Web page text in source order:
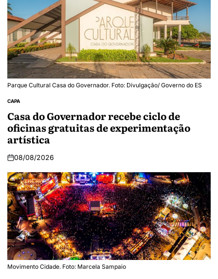
Parque Cultural Casa do Governador. Foto: Divulgação/ Governo do ES
CAPA
Casa do Governador recebe ciclo de
oficinas gratuitas de experimentação
artística
08/08/2026
Movimento Cidade. Foto: Marcela Sampaio